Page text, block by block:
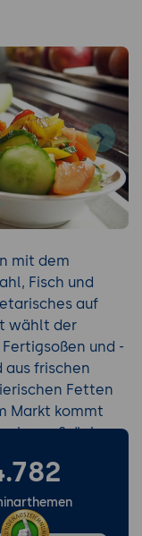
Next
mit dem
Fisch und
auf
wählt der
und -
aus frischen
Fetten
Markt kommt
großzügigen